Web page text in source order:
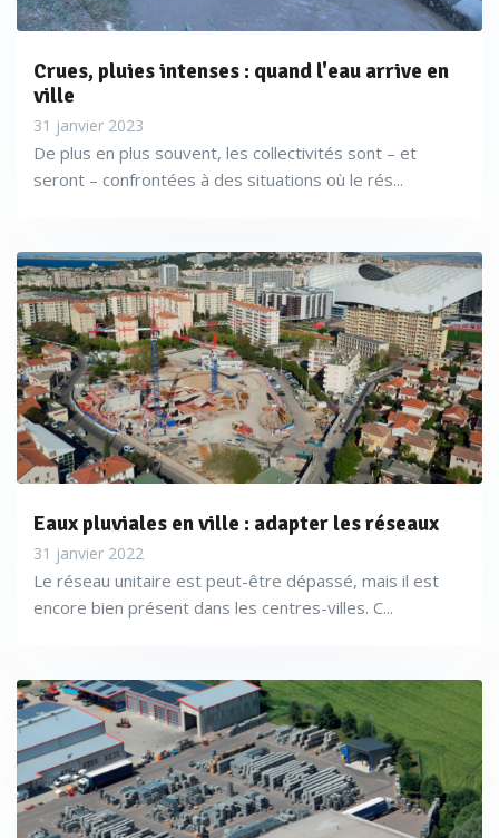
Crues, pluies intenses : quand l'eau arrive en
ville
31 janvier 2023
De plus en plus souvent, les collectivités sont – et
seront – confrontées à des situations où le rés...
Eaux pluviales en ville : adapter les réseaux
31 janvier 2022
Le réseau unitaire est peut-être dépassé, mais il est
encore bien présent dans les centres-villes. C...